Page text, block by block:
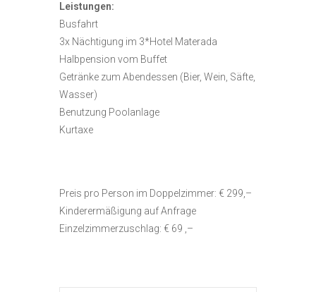
Leistungen:
Busfahrt
3x Nächtigung im 3*Hotel Materada
Halbpension vom Buffet
Getränke zum Abendessen (Bier, Wein, Säfte,
Wasser)
Benutzung Poolanlage
Kurtaxe
Preis pro Person im Doppelzimmer: € 299,–
Kinderermäßigung auf Anfrage
Einzelzimmerzuschlag: € 69 ,–